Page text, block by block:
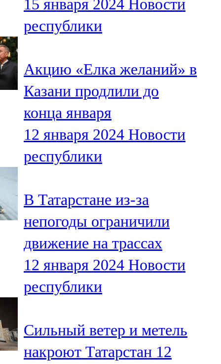
15 января 2024 Новости
республики
Акцию «Елка желаний» в
Казани продлили до
конца января
12 января 2024 Новости
республики
В Татарстане из-за
непогоды ограничили
движение на трассах
12 января 2024 Новости
республики
Сильный ветер и метель
накроют Татарстан 12